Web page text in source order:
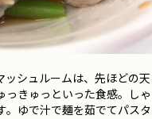
ッシュルームは、先ほどの天
きゅっといった食感。しゃ
ゆで汁で麺を茹でてパスタ